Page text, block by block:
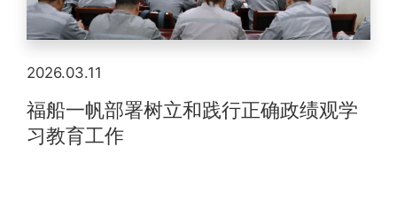
2026.03.11
福船一帆部署树立和践行正确政绩观学
习教育工作